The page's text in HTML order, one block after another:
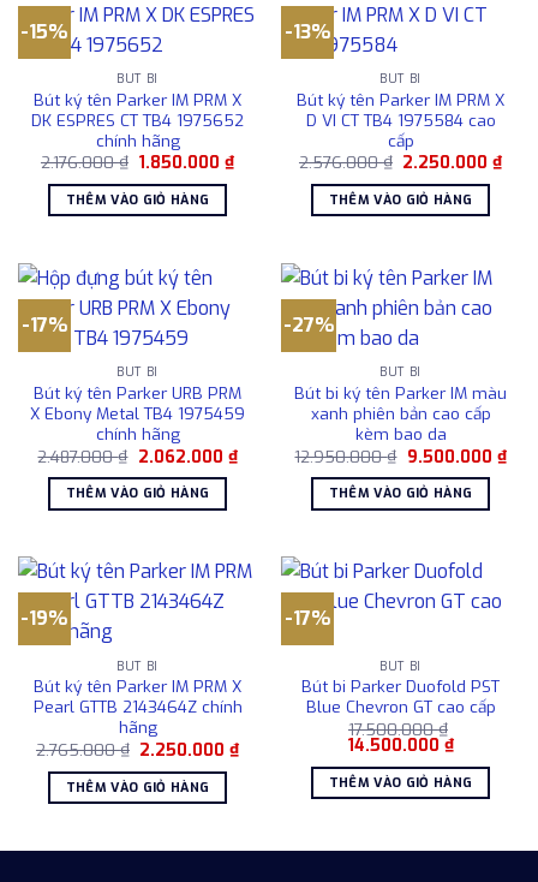
-15%
BÚT BI
Bút ký tên Parker IM PRM X
DK ESPRES CT TB4 1975652
chính hãng
2.176.000₫ Giá
là:
2.176.000 ₫.
1.850.000₫Giá
hiện
1.850.000 ₫.
THÊM VÀO GIỎ HÀNG
-13%
BÚT BI
Bút ký tên Parker IM PRM X
D VI CT TB4 1975584 cao
cấp
2.576.000₫ Giá
là:
2.576.000 ₫.
2.250.000₫Giá
hiện
THÊM VÀO GIỎ HÀNG
-17%
BÚT BI
Bút ký tên Parker URB PRM
X Ebony Metal TB4 1975459
chính hãng
2.487.000₫ Giá
là:
2.487.000 ₫.
2.062.000 ₫Giá
hiện
2.062.000 ₫.
THÊM VÀO GIỎ HÀNG
-27%
BÚT BI
Bút bi ký tên Parker IM màu
xanh phiên bản cao cấp
kèm bao da
12.950.000₫ Giá
là:
12.950.000 ₫.
9.500.000 ₫Giá
hiện
THÊM VÀO GIỎ HÀNG
-19%
BÚT BI
Bút ký tên Parker IM PRM X
Pearl GTTB 2143464Z chính
hãng
2.765.000₫ Giá
là:
2.765.000 ₫.
2.250.000₫Giá
hiện
THÊM VÀO GIỎ HÀNG
-17%
BÚT BI
Bút bi Parker Duofold PST
Blue Chevron GT cao cấp
17.500.000₫
Giá
là:
17.500.000 ₫.
14.500.000 ₫Giá
hiện
tại
là:
THÊM VÀO GIỎ HÀNG